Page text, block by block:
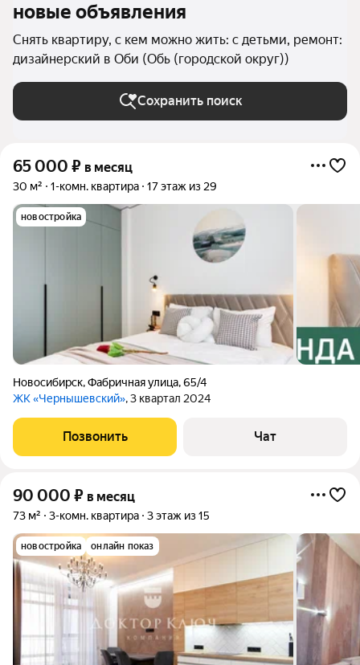
новые объявления
Снять квартиру, с кем можно жить: с детьми, ремонт:
дизайнерский в Оби (Обь (городской округ))
Сохранить поиск
65 000 ₽ в месяц
30 м² 1-комн. квартира 17 этаж из 29
новостройка
Новосибирск,Фабричная улица,65/4
ЖК «Чернышевский», 3 квартал 2024
Позвонить Чат
90 000 ₽ в месяц
73 м² 3-комн. квартира 3 этаж из 15
новостройка онлайн показ